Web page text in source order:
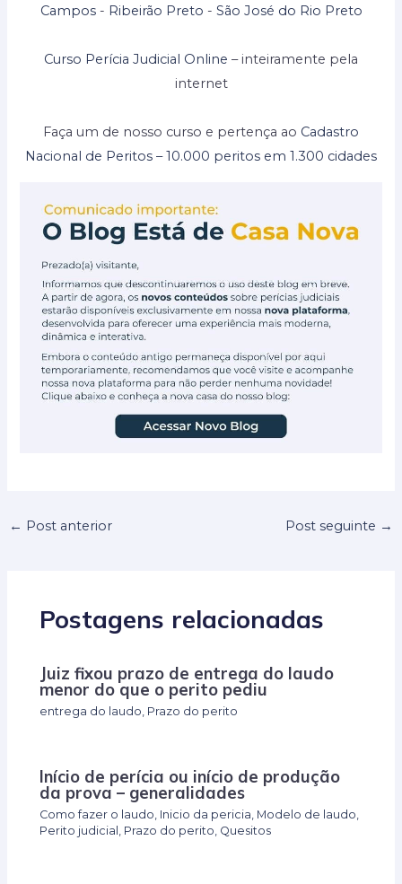
Campos- Ribeirão Preto - São José do Rio Preto
Curso Perícia Judicial Online – inteiramente pela
internet
Faça um de nosso curso e pertença ao Cadastro
Nacional de Peritos – 10.000 peritos em 1.300 cidades
← Post anterior Post seguinte →
Postagens relacionadas
Juiz fixou prazo de entrega do laudo
menor do que o perito pediu
entrega do laudo, Prazo do perito
Início de perícia ou início de produção
da prova – generalidades
Como fazer o laudo, Inicio da pericia, Modelo de laudo,
Perito judicial , Prazo do perito, Quesitos